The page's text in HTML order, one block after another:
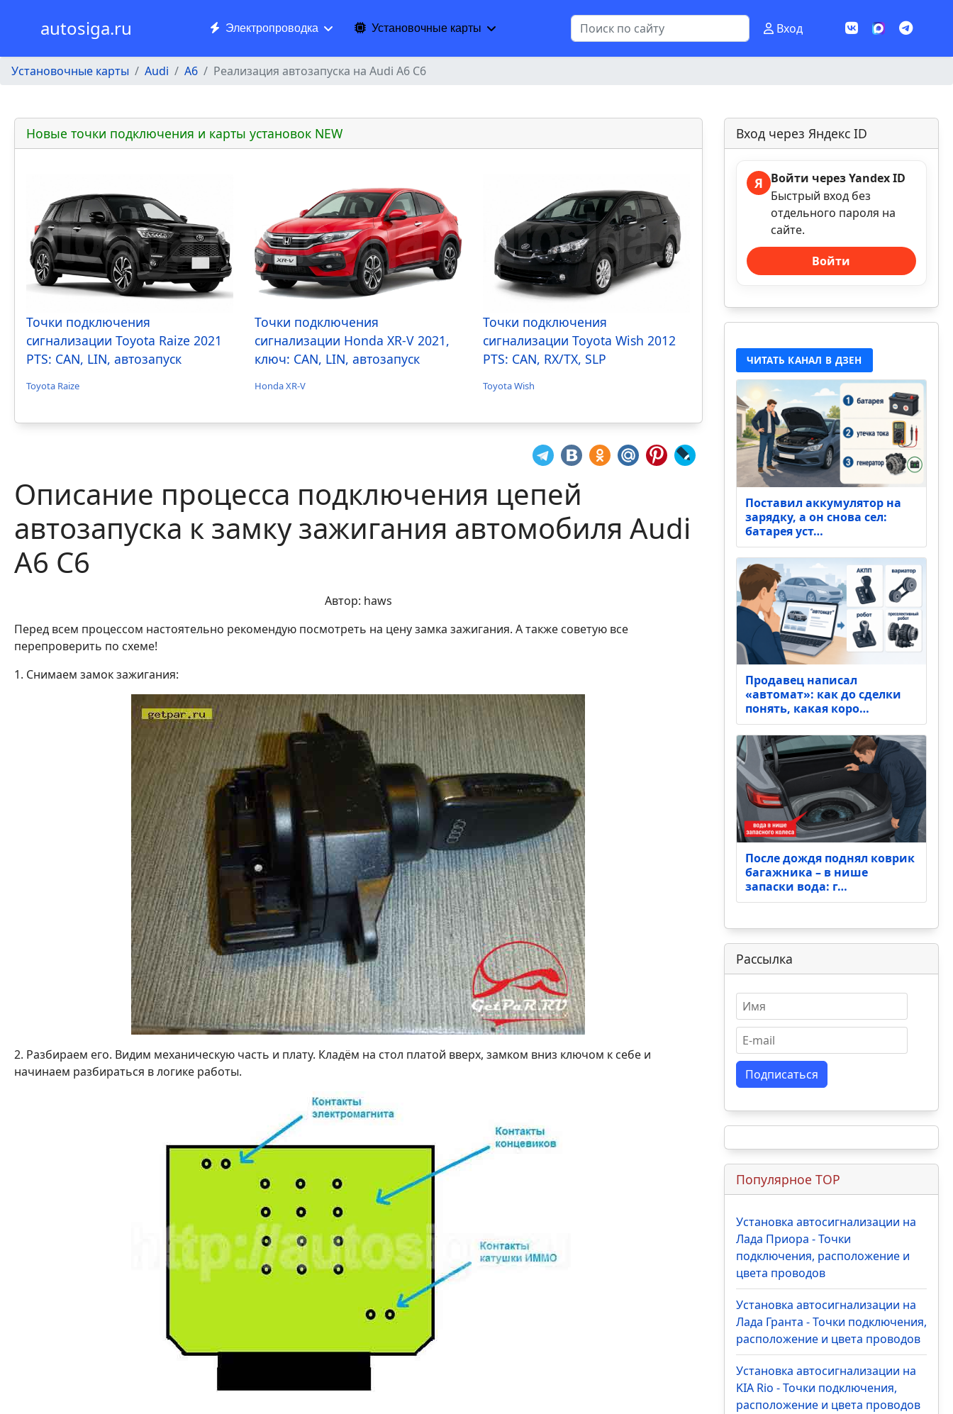
autosiga.ru Электропроводка Установочные карты Поиск Вход
Установочные карты Audi A6 Реализация автозапуска на Audi A6 C6
Новые точки подключения и карты установок NEW
Точки подключения
сигнализации Toyota Raize 2021
PTS: CAN, LIN, автозапуск
Toyota Raize
Точки подключения
сигнализации Honda XR-V 2021,
ключ: CAN, LIN, автозапуск
Honda XR-V
Точки подключения
сигнализации Toyota Wish 2012
PTS: CAN, RX/TX, SLP
Toyota Wish
Описание процесса подключения цепей
автозапуска к замку зажигания автомобиля Audi
A6 C6
Автор: haws
Перед всем процессом настоятельно рекомендую посмотреть на цену замка зажигания. А также советую все
перепроверить по схеме!
1. Снимаем замок зажигания:
2. Разбираем его. Видим механическую часть и плату. Кладём на стол платой вверх, замком вниз ключом к себе и
начинаем разбираться в логике работы.
Вход через Яндекс ID
Я Войти через Yandex ID
Быстрый вход без
отдельного пароля на
сайте.
Войти
ЧИТАТЬ КАНАЛ В ДЗЕН
Поставил аккумулятор на
зарядку, а он снова сел:
батарея уст…
Продавец написал
«автомат»: как до сделки
понять, какая коро…
После дождя поднял коврик
багажника – в нише
запаски вода: г…
Рассылка
Подписаться
Популярное TOP
Установка автосигнализации на
Лада Приора - Точки
подключения, расположение и
цвета проводов
Установка автосигнализации на
Лада Гранта - Точки подключения,
расположение и цвета проводов
Установка автосигнализации на
KIA Rio - Точки подключения,
расположение и цвета проводов